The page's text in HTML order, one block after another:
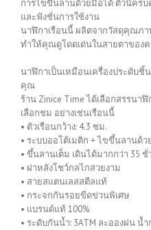
การไขขึ้นลานด้วยมือได้ ตัวนี้คร
และฟังชั่นการใช้งาน
นาฬิกาเรือนนี้ ผลิตจากวัสดุคุณภา
ทำให้คุณดูโดดเด่นในสายตาของ
นาฬิกาเป็นเหมือนเครื่องประดับชิ้
คุณ
ร้าน Zinice Time ได้เลือกสรรน
เลือกชม อย่างเช่นเรือนนี้
• ตัวเรือนกว้าง: 4.3 ซม.
• ระบบออโต้เมติก + ไขขึ้นลานด้
• ขึ้นลานเต็ม เดินได้มากกว่า 35 ชั่
• ฝาหลังโชว์กลไกสวยงาม
• สายสแตนเลสสตีลแท้
• กระจกกันรอยขีดข่วนพิเศษ
• แบรนด์แท้ 100%
• ระดับกันน้ำ: 3ATM ละอองฝน น้